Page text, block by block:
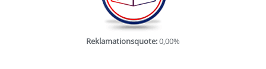
Reklamationsquote:0,00%